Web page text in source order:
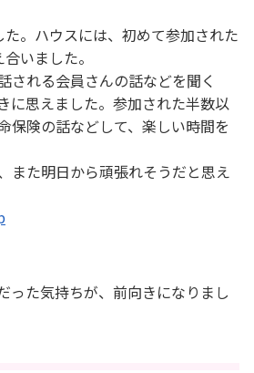
。ハウスには、初めて参加された
いました。
される会員さんの話などを聞く
に思えました。参加された半数以
保険の話などして、楽しい時間を
また明日から頑張れそうだと思え
った気持ちが、前向きになりまし